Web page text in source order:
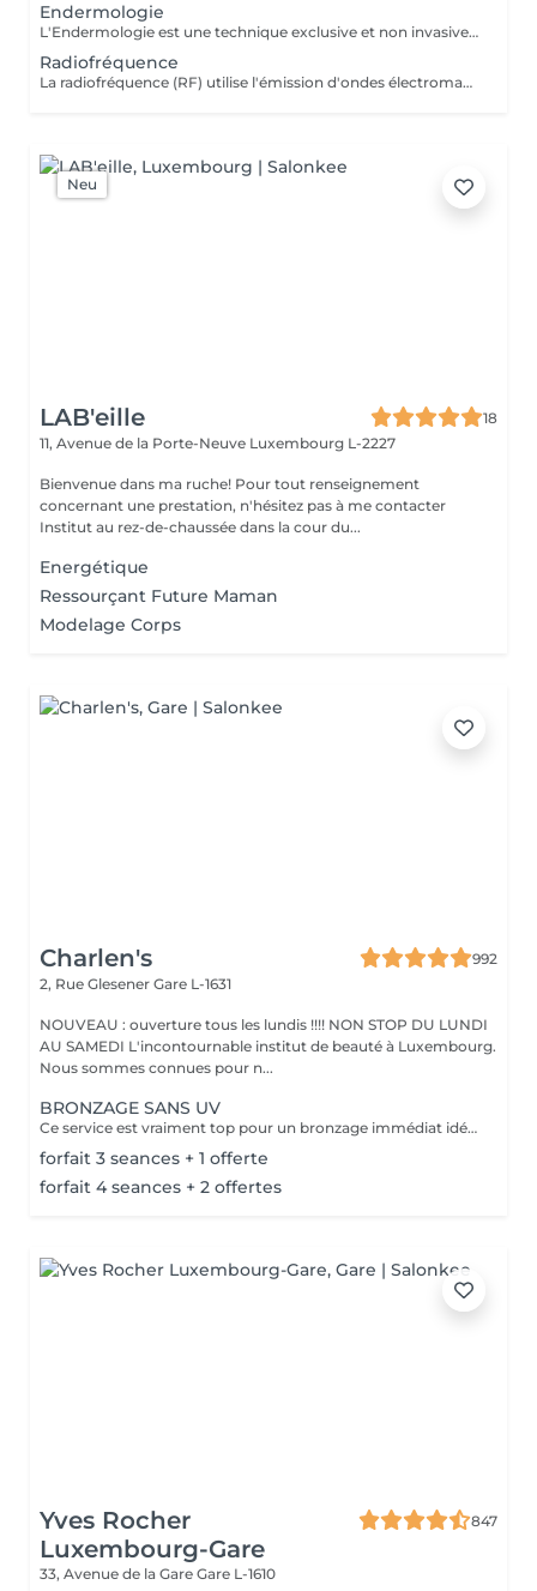
Endermologie
L'Endermologie est une technique exclusive et non invasive qui permet de remodeler votre silhouette, de lisser la cellulite et d'améliorer globalement la tonicité de la peau.
Radiofréquence
La radiofréquence (RF) utilise l'émission d'ondes électromagnétiques à très haute fréquence, pour cibler la peau. La technologie RF permet ainsi de raffermir sa peau et de réduire des tissus graisseux, afin de redessiner des contours touchés par un affaissement cutané et un relâchement de la peau.
Neu
LAB'eille
18
11, Avenue de la Porte-Neuve Luxembourg L-2227
Bienvenue dans ma ruche! Pour tout renseignement
concernant une prestation, n'hésitez pas à me contacter
Institut au rez-de-chaussée dans la cour du...
Energétique
Ressourçant Future Maman
Modelage Corps
Charlen's
992
2, Rue Glesener Gare L-1631
NOUVEAU : ouverture tous les lundis !!!! NON STOP DU LUNDI
AU SAMEDI L'incontournable institut de beauté à Luxembourg.
Nous sommes connues pour n...
BRONZAGE SANS UV
Ce service est vraiment top pour un bronzage immédiat idéal avant vos vacances ou avant une soirée ;) Nous vous conseillons de faire un gommage la veille du soin et de porter des vêtements amples noirs. Selon votre peau, cela tient environ 1 semaine à 10 Jours! AVANT Exfolier votre peau en profondeur, puis hydrater généreusement 24h avant d'appliquer votre autobronzant, en insistant bien sur les coudes, genoux, chevilles et les zones sensibles. Épiler ou raser dans les 48h avant application afin que les pores de la peau soient fermés. Des points noirs pourraient apparaître si votre peau n'est pas nette lors de l'application. Ne pas appliquer de crème hydratante, parfum, déodorant ou maquillage le jour même de l'application cela pourrait obstruer les pores de la peau et faire apparaître des points noirs. APRÈS Porter des vêtement amples de couleur foncée les vêtements près du corps ou sous-vêtements pourraient faire des marques, porter des chaussures larges. Hydrater quotidiennement votre peau les jours suivant l'application ou utiliser un autobronzant progressif pour entretenir votre bronzage et le faire durer plus longtemps. Après 5 jours, exfolier quotidiennement votre peau à l'aide d'un exfoliant doux afin d'aider votre peau à absorber plus facilement votre crème hydratante, et garder un joli bronzage. Cela permet aussi au bronzage de s'estomper progressivement et uniformément.
forfait 3 seances + 1 offerte
forfait 4 seances + 2 offertes
Yves Rocher
Luxembourg-Gare
847
33, Avenue de la Gare Gare L-1610